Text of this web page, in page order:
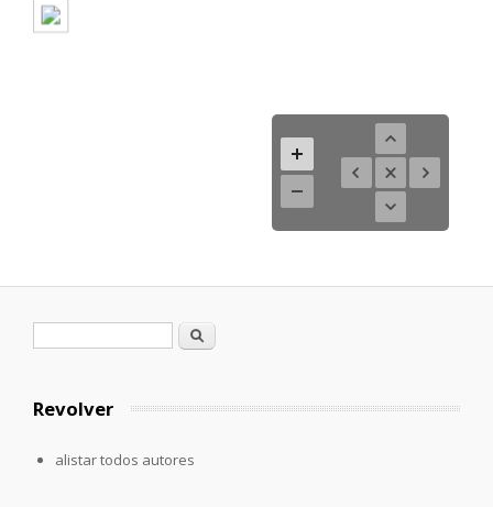
Formulario de búsqueda
Buscar
Revolver
alistar todos autores